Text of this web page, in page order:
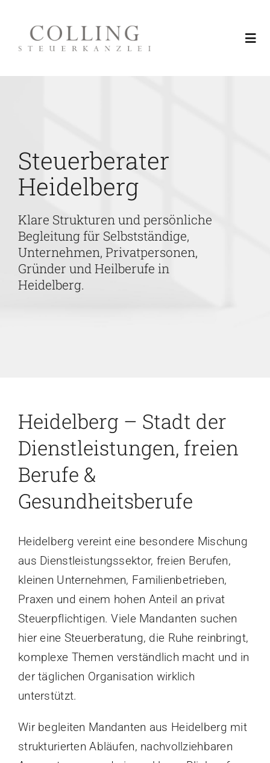
content
Region Rhein-Neckar
Service
Karriere
Steuerberater
Heidelberg
Klare Strukturen und persönliche
Begleitung für Selbstständige,
Unternehmen, Privatpersonen,
Gründer und Heilberufe in
Heidelberg.
Heidelberg – Stadt der
Dienstleistungen, freien
Berufe &
Gesundheitsberufe
Heidelberg vereint eine besondere Mischung
aus Dienstleistungssektor, freien Berufen,
kleinen Unternehmen, Familienbetrieben,
Praxen und einem hohen Anteil an privat
Steuerpflichtigen. Viele Mandanten suchen
hier eine Steuerberatung, die Ruhe reinbringt,
komplexe Themen verständlich macht und in
der täglichen Organisation wirklich
unterstützt.
Wir begleiten Mandanten aus Heidelberg mit
strukturierten Abläufen, nachvollziehbaren